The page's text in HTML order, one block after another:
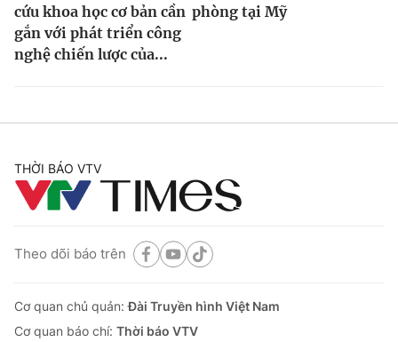
cứu khoa học cơ bản cần
gắn với phát triển công
nghệ chiến lược của...
phòng tại Mỹ
THỜI BÁO VTV
Theo dõi báo trên
Cơ quan chủ quản:Đài Truyền hình Việt Nam
Cơ quan báo chí: Thời báo VTV